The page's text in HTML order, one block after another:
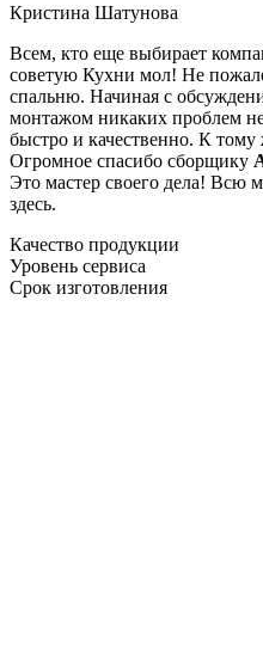
Кристина Шатунова
Всем, кто еще выбирает
советую Кухни мол! Не
спальню. Начиная с
монтажом никаких проблем
быстро и качественно. К
Огромное спасибо сборщику
Это мастер своего дела! Всю
здесь.
Качество продукции
Уровень сервиса
Срок изготовления